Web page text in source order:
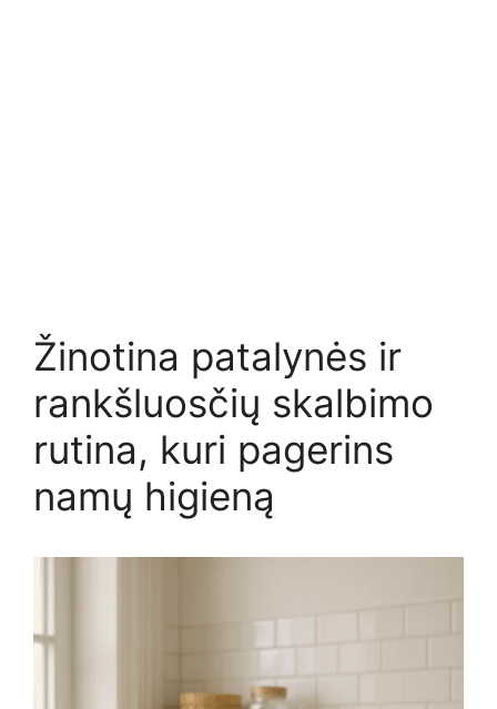
Žinotina patalynės ir
rankšluosčių skalbimo
rutina, kuri pagerins
namų higieną